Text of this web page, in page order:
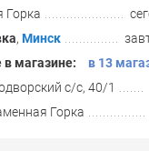
Горка
, Минск
в магазине:
в 13
с/с, 40/1
Горка